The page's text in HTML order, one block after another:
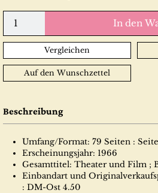
In den
Vergleichen
Auf den Wunschzettel
Beschreibung
Umfang/Format: 79 Seiten :
Erscheinungsjahr: 1966
Gesamttitel: Theater und Film ;
Einbandart und
: DM-Ost 4.50